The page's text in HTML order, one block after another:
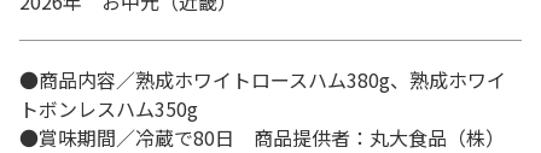
●商品内容／熟成ホワイトロースハム380g、熟成ホワイ
トボンレスハム350g
●賞味期間／冷蔵で80日 商品提供者：丸大食品（株）